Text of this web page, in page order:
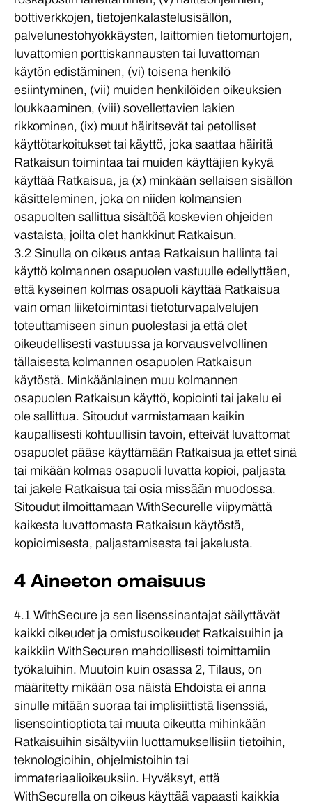
bottiverkkojen, tietojenkalastelusisällön,
palvelunestohyökkäysten, laittomien tietomurtojen,
luvattomien porttiskannausten tai luvattoman
käytön edistäminen, (vi) toisena henkilö
esiintyminen, (vii) muiden henkilöiden oikeuksien
loukkaaminen, (viii) sovellettavien lakien
rikkominen, (ix) muut häiritsevät tai petolliset
käyttötarkoitukset tai käyttö, joka saattaa häiritä
Ratkaisun toimintaa tai muiden käyttäjien kykyä
käyttää Ratkaisua, ja (x) minkään sellaisen sisällön
käsitteleminen, joka on niiden kolmansien
osapuolten sallittua sisältöä koskevien ohjeiden
vastaista, joilta olet hankkinut Ratkaisun.
3.2 Sinulla on oikeus antaa Ratkaisun hallinta tai
käyttö kolmannen osapuolen vastuulle edellyttäen,
että kyseinen kolmas osapuoli käyttää Ratkaisua
vain oman liiketoimintasi tietoturvapalvelujen
toteuttamiseen sinun puolestasi ja että olet
oikeudellisesti vastuussa ja korvausvelvollinen
tällaisesta kolmannen osapuolen Ratkaisun
käytöstä. Minkäänlainen muu kolmannen
osapuolen Ratkaisun käyttö, kopiointi tai jakelu ei
ole sallittua. Sitoudut varmistamaan kaikin
kaupallisesti kohtuullisin tavoin, etteivät luvattomat
osapuolet pääse käyttämään Ratkaisua ja ettet sinä
tai mikään kolmas osapuoli luvatta kopioi, paljasta
tai jakele Ratkaisua tai osia missään muodossa.
Sitoudut ilmoittamaan WithSecurelle viipymättä
kaikesta luvattomasta Ratkaisun käytöstä,
kopioimisesta, paljastamisesta tai jakelusta.
4 Aineeton omaisuus
4.1 WithSecure ja sen lisenssinantajat säilyttävät
kaikki oikeudet ja omistusoikeudet Ratkaisuihin ja
kaikkiin WithSecuren mahdollisesti toimittamiin
työkaluihin. Muutoin kuin osassa 2, Tilaus, on
määritetty mikään osa näistä Ehdoista ei anna
sinulle mitään suoraa tai implisiittistä lisenssiä,
lisensointioptiota tai muuta oikeutta mihinkään
Ratkaisuihin sisältyviin luottamuksellisiin tietoihin,
teknologioihin, ohjelmistoihin tai
immateriaalioikeuksiin. Hyväksyt, että
WithSecurella on oikeus käyttää vapaasti kaikkia